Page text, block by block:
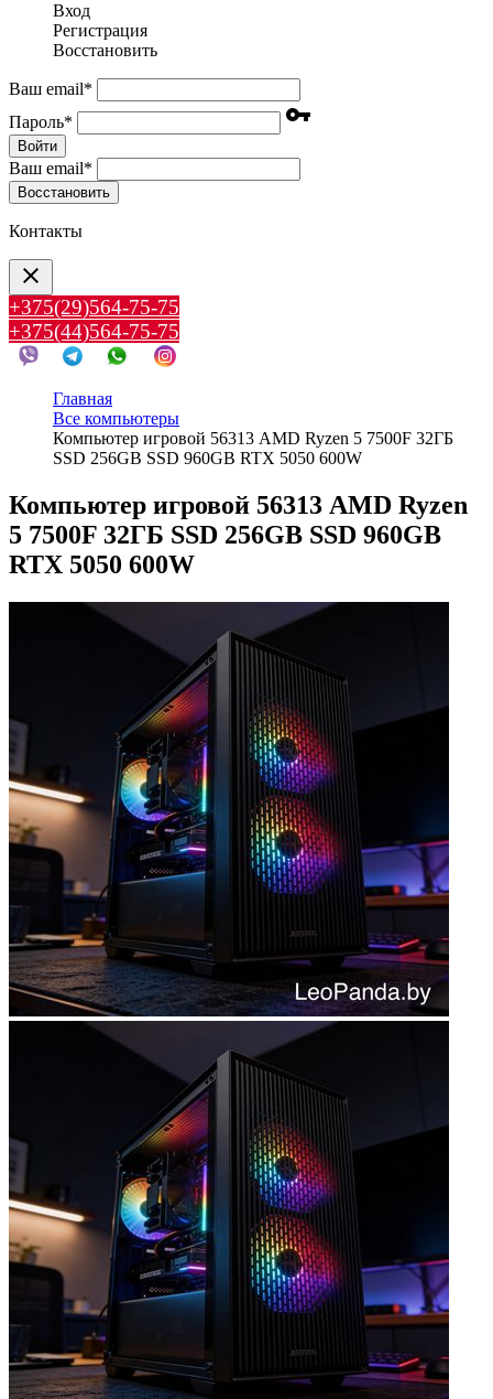
Вход
Регистрация
Восстановить
Ваш email*
Пароль* vpn_key
Войти
Ваш email*
Воcстановить
Контакты
clear
+375(29)564-75-75
+375(44)564-75-75
Главная
Все компьютеры
Компьютер игровой 56313 AMD Ryzen 5 7500F 32ГБ
SSD 256GB SSD 960GB RTX 5050 600W
Компьютер игровой 56313 AMD Ryzen
5 7500F 32ГБ SSD 256GB SSD 960GB
RTX 5050 600W